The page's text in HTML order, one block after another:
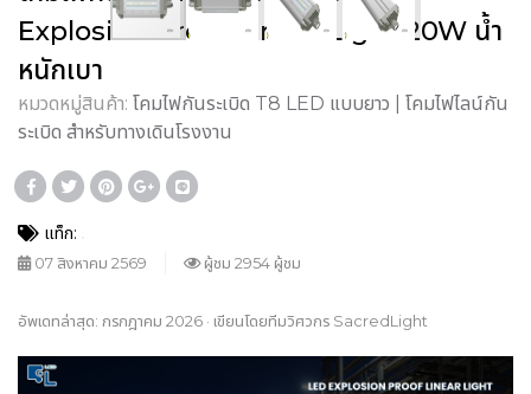
Explosion Proof Linear Light 20W น้ำ
หนักเบา
หมวดหมู่สินค้า: โคมไฟกันระเบิด T8 LED แบบยาว | โคมไฟไลน์กัน
ระเบิด สำหรับทางเดินโรงงาน
แท็ก:
07 สิงหาคม 2569 ผู้ชม 2954 ผู้ชม
อัพเดทล่าสุด: กรกฎาคม 2026 · เขียนโดยทีมวิศวกร SacredLight